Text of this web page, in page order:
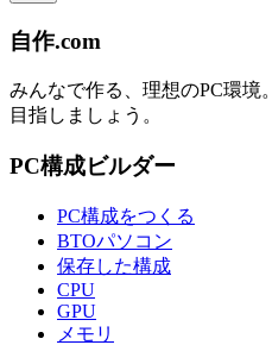
自作.com
みんなで作る、理想のPC環境。
目指しましょう。
PC構成ビルダー
PC構成をつくる
BTOパソコン
保存した構成
CPU
GPU
メモリ